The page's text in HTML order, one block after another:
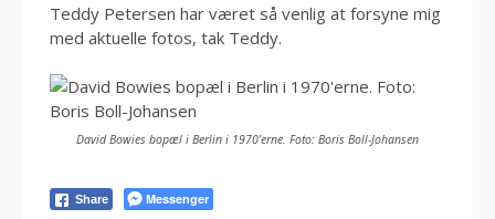
Teddy Petersen har været så venlig at forsyne mig
med aktuelle fotos, tak Teddy.
David Bowies bopæl i Berlin i 1970’erne. Foto: Boris Boll-Johansen
Share Messenger